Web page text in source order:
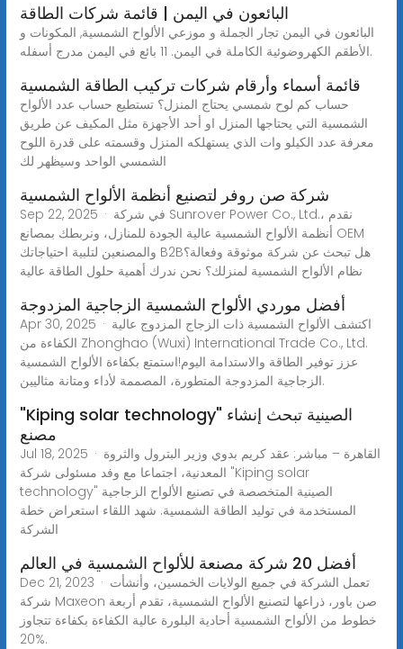
البائعون في اليمن | قائمة شركات الطاقة
البائعون في اليمن تجار الجملة و موزعي الألواح الشمسية, المكونات و
الأطقم الكهروضوئية الكاملة في اليمن. 11 بائع في اليمن مدرج أسفله.
قائمة أسماء وأرقام شركات تركيب الطاقة الشمسية
حساب كم لوح شمسي يحتاج المنزل؟ تستطيع حساب عدد الألواح
الشمسية التي يحتاجها المنزل او أحد الأجهزة مثل المكيف عن طريق
معرفة عدد الكيلو وات الذي يستهلكه المنزل وقسمته على قدرة اللوح
الشمسي الواحد وسيظهر لك
شركة صن روفر لتصنيع أنظمة الألواح الشمسية
Sep 22, 2025 · في شركة Sunrover Power Co., Ltd.، نقدم
أنظمة الألواح الشمسية عالية الجودة للمنازل، ونربطك بمصانع OEM
والمصنعين لتلبية احتياجاتك B2Bهل تبحث عن شركة موثوقة وفعالة؟
نظام الألواح الشمسية لمنزلك؟ نحن ندرك أهمية حلول الطاقة عالية
أفضل موردي الألواح الشمسية الزجاجية المزدوجة
Apr 30, 2025 · اكتشف الألواح الشمسية ذات الزجاج المزدوج عالية
الكفاءة من Zhonghao (Wuxi) International Trade Co., Ltd.
عزز توفير الطاقة والاستدامة اليوم!استمتع بكفاءة الألواح الشمسية
الزجاجية المزدوجة المتطورة، المصممة لأداء ومتانة مثاليين.
"Kiping solar technology" الصينية تبحث إنشاء
مصنع
Jul 18, 2025 · القاهرة – مباشر: عقد كريم بدوي وزير البترول والثروة
المعدنية، اجتماعا مع وفد مسئولى شركة "Kiping solar
technology" الصينية المتخصصة في تصنيع الألواح الزجاجية
المستخدمة في توليد الطاقة الشمسية. شهد اللقاء استعراض خطة
الشركة
أفضل 20 شركة مصنعة للألواح الشمسية في العالم
Dec 21, 2023 · تعمل الشركة في جميع الولايات الخمسين، وأنشأت
شركة Maxeon صن باور، ذراعها لتصنيع الألواح الشمسية، تقدم أربعة
خطوط من الألواح الشمسية أحادية البلورة عالية الكفاءة بكفاءة تتجاوز
20%.